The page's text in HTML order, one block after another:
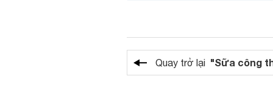
Quay trở lại "Sữa công